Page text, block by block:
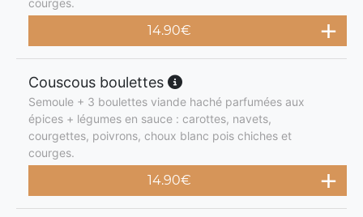
courges.
14.90€
Couscous boulettes
Semoule + 3 boulettes viande haché parfumées aux
épices + légumes en sauce : carottes, navets,
courgettes, poivrons, choux blanc pois chiches et
courges.
14.90€